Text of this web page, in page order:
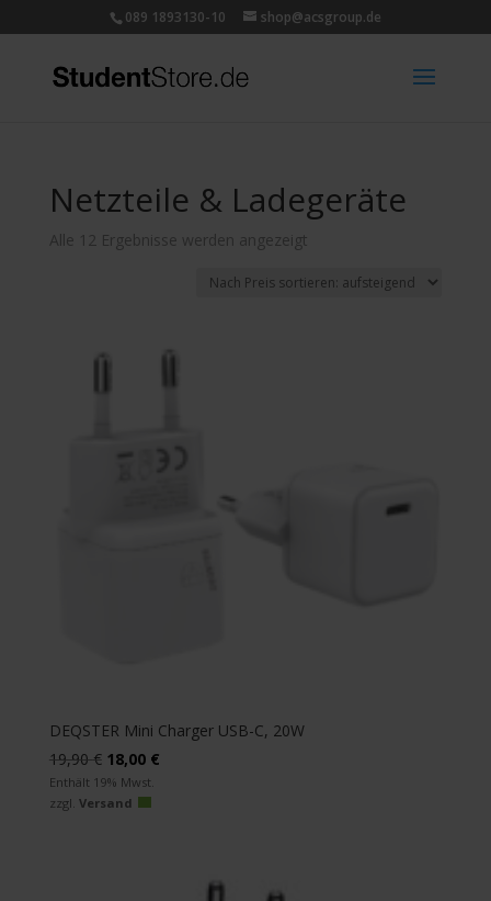
089 1893130-10 shop@acsgroup.de
Netzteile & Ladegeräte
Alle 12 Ergebnisse werden angezeigtNach
sortiert:
DEQSTER Mini Charger USB-C, 20W
19,90€ Ursprünglicher
Preis
war:
18,00 €Aktueller
Enthält 19% Mwst.
zzgl. Versand